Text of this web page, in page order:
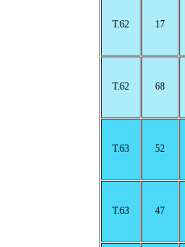
T.62 17
T.62 68
T.63 52
T.63 47